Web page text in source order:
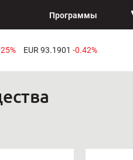
Программы
EUR 93.1901 -0.42%